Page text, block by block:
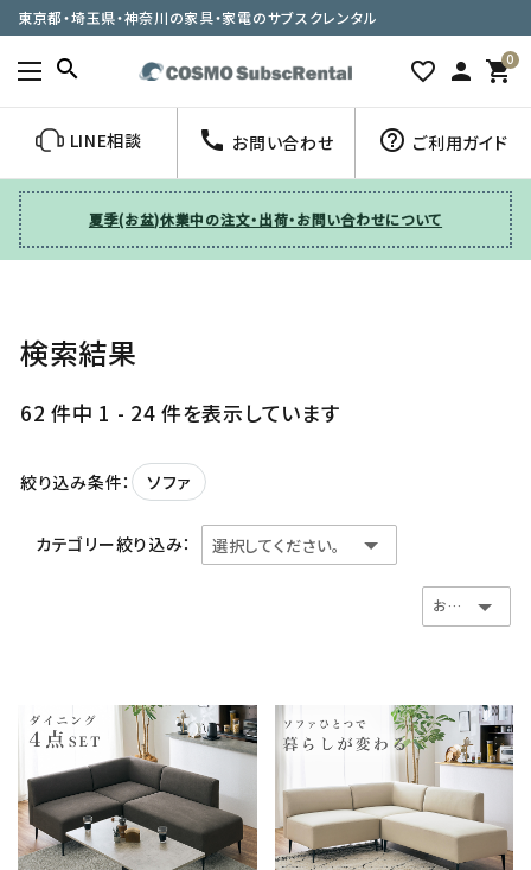
東京都・埼玉県・神奈川の家具・家電のサブスクレンタル
search favorite_border person 0
shopping_cart
LINE相談 call お問い合わせ help_outline ご利用ガイド
夏季(お盆)休業中の注文・出荷・お問い合わせについて
検索結果
62 件中 1 - 24 件を表示しています
絞り込み条件： ソファ
カテゴリー絞り込み：